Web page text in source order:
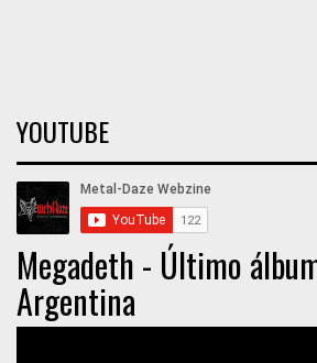
YOUTUBE
Megadeth - Último
Argentina